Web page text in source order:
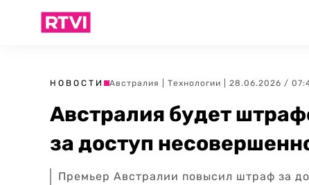
НОВОСТИ Австралия Технологии | 28.06.2026 /
Австралия будет
за доступ
Премьер Австралии повысил штраф за